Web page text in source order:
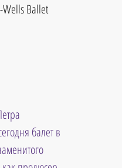
Wells Ballet
балет в